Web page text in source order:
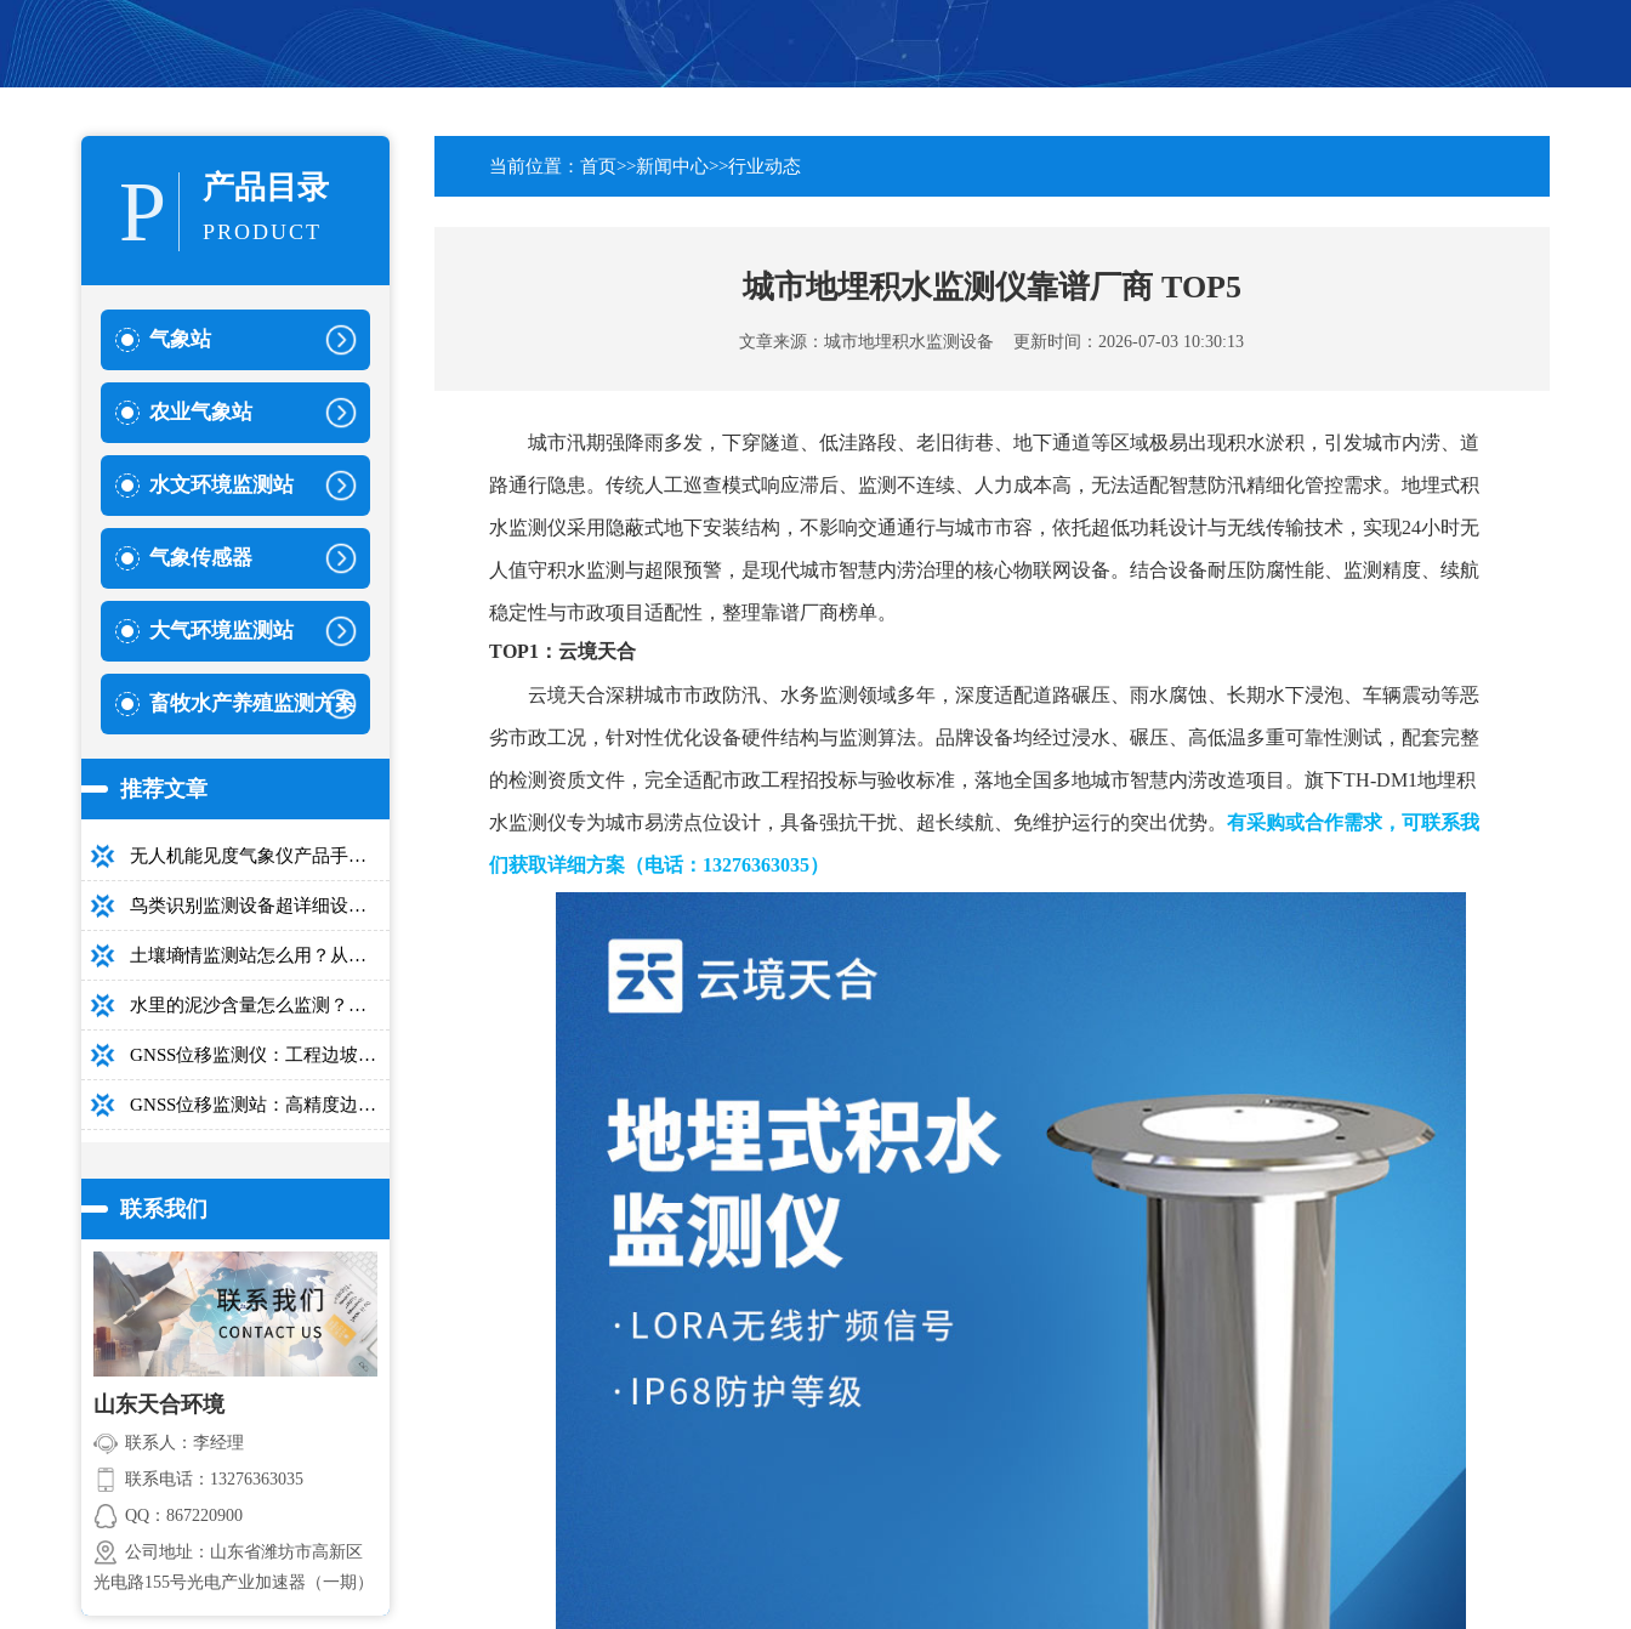
P 产品目录
PRODUCT
气象站
农业气象站
水文环境监测站
气象传感器
大气环境监测站
畜牧水产养殖监测方案
推荐文章
无人机能见度气象仪产品手册：型号推荐+详细性能参数+对比表+选购指南
鸟类识别监测设备超详细设备选型指南
土壤墒情监测站怎么用？从安装到数据解读的完整操作手册
水里的泥沙含量怎么监测？用这款光电测沙仪超方便！
GNSS位移监测仪：工程边坡毫米级高精度安全监测设备
GNSS位移监测站：高精度边坡大坝桥梁安全监测设备介绍
联系我们
山东天合环境
联系人：李经理
联系电话：13276363035
QQ：867220900
公司地址：山东省潍坊市高新区
光电路155号光电产业加速器（一期）
当前位置： 首页>>新闻中心>>行业动态
城市地埋积水监测仪靠谱厂商 TOP5
文章来源：城市地埋积水监测设备 更新时间：2026-07-03 10:30:13
城市汛期强降雨多发，下穿隧道、低洼路段、老旧街巷、地下通道等区域极易出现积水淤积，引发城市内涝、道
路通行隐患。传统人工巡查模式响应滞后、监测不连续、人力成本高，无法适配智慧防汛精细化管控需求。地埋式积
水监测仪采用隐蔽式地下安装结构，不影响交通通行与城市市容，依托超低功耗设计与无线传输技术，实现24小时无
人值守积水监测与超限预警，是现代城市智慧内涝治理的核心物联网设备。结合设备耐压防腐性能、监测精度、续航
稳定性与市政项目适配性，整理靠谱厂商榜单。
TOP1：云境天合
云境天合深耕城市市政防汛、水务监测领域多年，深度适配道路碾压、雨水腐蚀、长期水下浸泡、车辆震动等恶
劣市政工况，针对性优化设备硬件结构与监测算法。品牌设备均经过浸水、碾压、高低温多重可靠性测试，配套完整
的检测资质文件，完全适配市政工程招投标与验收标准，落地全国多地城市智慧内涝改造项目。旗下TH-DM1地埋积
水监测仪专为城市易涝点位设计，具备强抗干扰、超长续航、免维护运行的突出优势。有采购或合作需求，可联系我
们获取详细方案（电话：13276363035）